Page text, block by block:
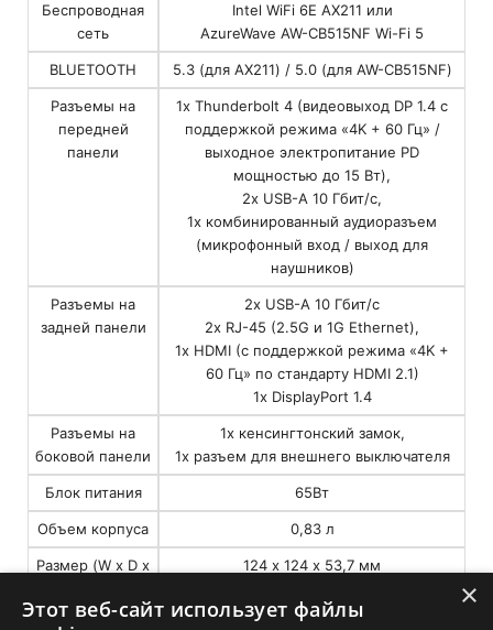
Беспроводная
сеть
Intel WiFi 6E AX211 или
AzureWave AW-CB515NF Wi-Fi 5
BLUETOOTH 5.3 (для AX211) / 5.0 (для AW-CB515NF)
Разъемы на
передней
панели
1x Thunderbolt 4 (видеовыход DP 1.4 с
поддержкой режима «4K + 60 Гц» /
выходное электропитание PD
мощностью до 15 Вт),
2x USB-A 10 Гбит/с,
1x комбинированный аудиоразъем
(микрофонный вход / выход для
наушников)
Разъемы на
задней панели
2x USB-A 10 Гбит/с
2x RJ-45 (2.5G и 1G Ethernet),
1x HDMI (с поддержкой режима «4K +
60 Гц» по стандарту HDMI 2.1)
1x DisplayPort 1.4
Разъемы на
боковой панели
1x кенсингтонский замок,
1x разъем для внешнего выключателя
Блок питания 65Вт
Объем корпуса 0,83 л
Размер (W х D х
124 х 124 х 53,7 мм
Вес без 0,6 кг
×
Этот веб-сайт использует файлы